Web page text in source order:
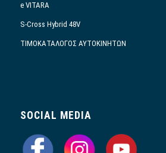
e VITARA
S-Cross Hybrid 48V
ΤΙΜΟΚΑΤΑΛΟΓΟΣ ΑΥΤΟΚΙΝΗΤΩΝ
SOCIAL MEDIA